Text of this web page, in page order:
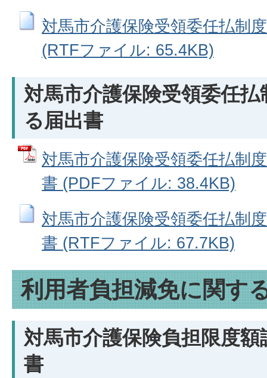
対馬市介護保険受領委任払制
(RTFファイル: 65.4KB)
対馬市介護保険受領委任
る届出書
対馬市介護保険受領委任払制
書 (PDFファイル: 38.4KB)
対馬市介護保険受領委任払制
書 (RTFファイル: 67.7KB)
利用者負担減免に関す
対馬市介護保険負担限度
書